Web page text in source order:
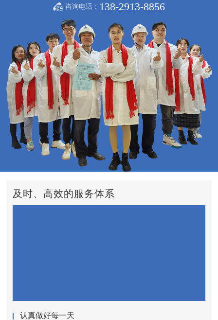
咨询电话： 138-2913-8856
及时、高效的服务体系
认真做好每一天